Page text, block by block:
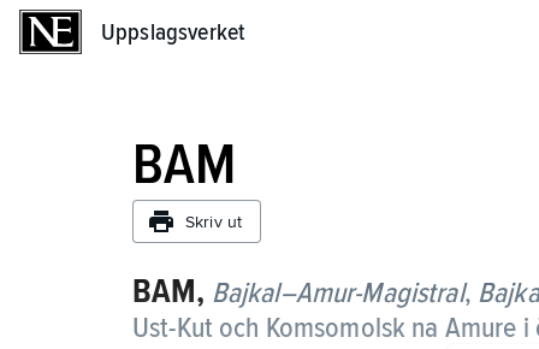
Uppslagsverket
BAM
Skriv ut
BAM, Bajkal–Amur-Magistral,
Ust-Kut och Komsomolsk na Amure